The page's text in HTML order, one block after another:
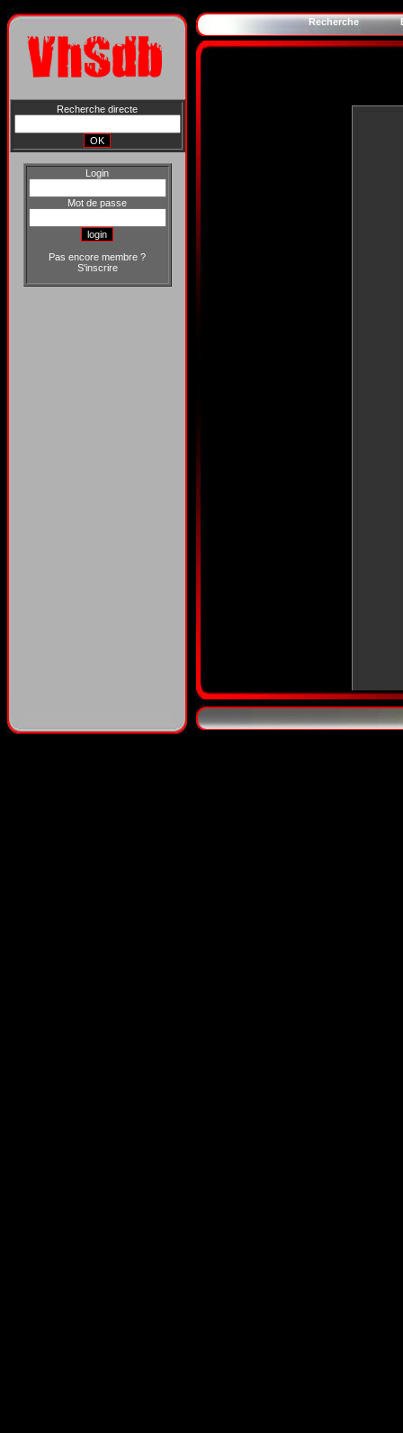
Recherche directe
Login
Mot de passe
Pas encore membre ?
S'inscrire
Recherche